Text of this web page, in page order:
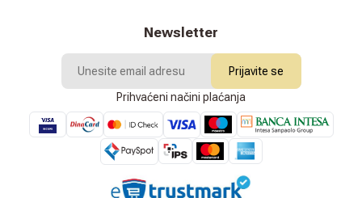
Newsletter
Prijavite se
Prihvaćeni načini plaćanja